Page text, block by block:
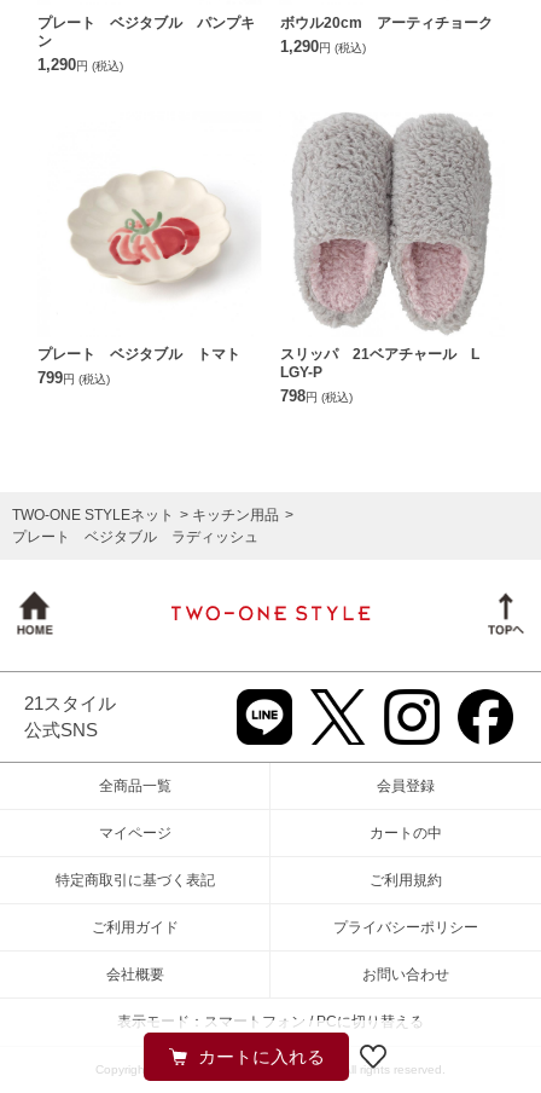
プレート ベジタブル パンプキ
ン
1,290円 (税込)
ボウル20cm アーティチョーク
1,290円 (税込)
プレート ベジタブル トマト
799円 (税込)
スリッパ 21ベアチャール L
LGY-P
798円 (税込)
TWO-ONE STYLEネット
キッチン用品
プレート ベジタブル ラディッシュ
21スタイル
公式SNS
全商品一覧 会員登録
マイページ カートの中
特定商取引に基づく表記 ご利用規約
ご利用ガイド プライバシーポリシー
会社概要 お問い合わせ
表示モード：スマートフォン / PCに切り替える
Copyright (c) 2026 TWO-ONE STYLEネット All rights reserved.